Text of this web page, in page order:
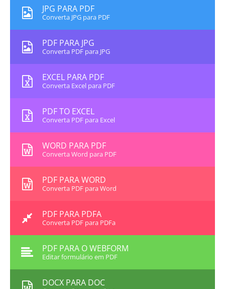
JPG PARA PDF
Converta JPG para PDF
PDF PARA JPG
Converta PDF para JPG
EXCEL PARA PDF
Converta Excel para PDF
PDF TO EXCEL
Converta PDF para Excel
WORD PARA PDF
Converta Word para PDF
PDF PARA WORD
Converta PDF para Word
PDF PARA PDFA
Converta PDF para PDFa
PDF PARA O WEBFORM
Editar formulário em PDF
DOCX PARA DOC